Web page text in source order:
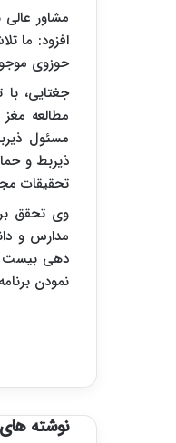
مشاور
افزود: ما
حوزوی
جغتایی،
مطالعه
مسئول
ذیربط و
تحقیقات
وی تحقق
مدارس و
نمودن
نوشته